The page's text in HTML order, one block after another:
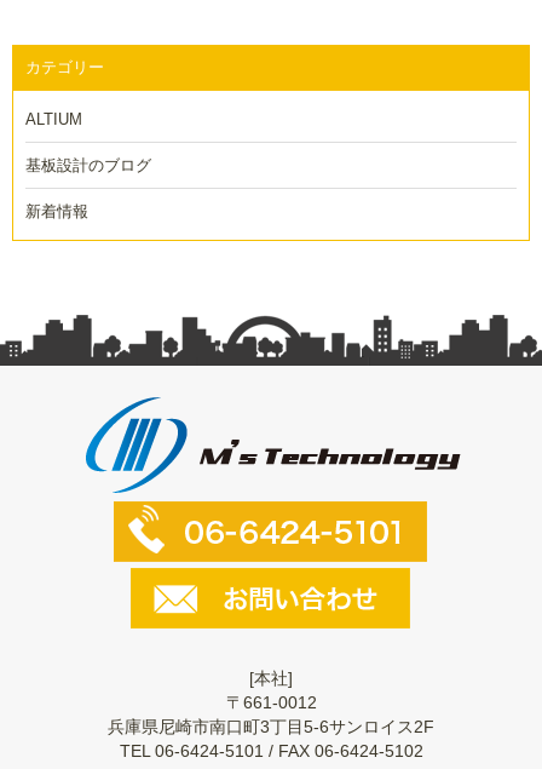
カテゴリー
ALTIUM
基板設計のブログ
新着情報
[本社]
〒661-0012
兵庫県尼崎市南口町3丁目5-6サンロイス2F
TEL 06-6424-5101 / FAX 06-6424-5102